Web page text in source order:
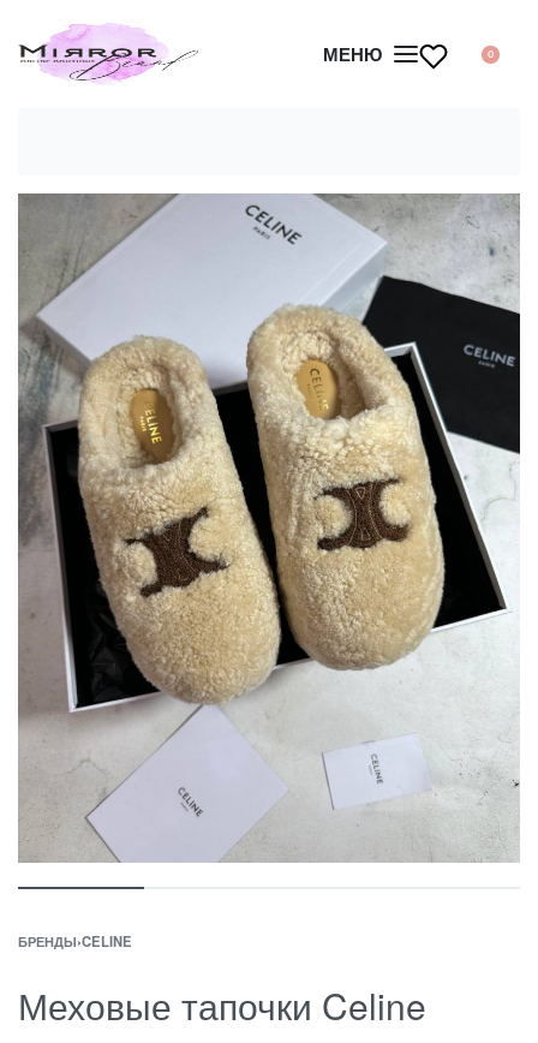
МЕНЮ 0
БРЕНДЫ›CELINE
Меховые тапочки Celine